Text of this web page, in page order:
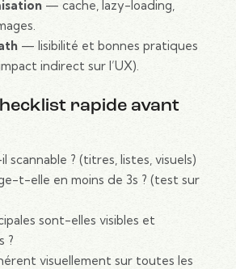
— cache, lazy-loading,
— lisibilité et bonnes pratiques
indirect sur l’UX).
rapide avant
scannable ? (titres, listes, visuels)
t-elle en moins de 3s ? (test sur
sont-elles visibles et
?
visuellement sur toutes les